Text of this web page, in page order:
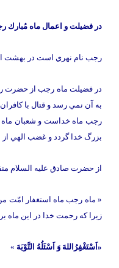
در فضيلت و اعمال ماه مُبارك
رجب نام نهري است در بهشت از
در فضيلت ماه رجب از حضرت
به آن نمي رسد و قتال با
رجب ماه خداست و شعبان
بزرگ خدا گردد و غضب الهي از
از حضرت صادق عليه السلام
« ماه رجب ماه استغفار امّت
زيرا كه رحمت خدا در اين ماه
«اَسْتَغْفِرُاللهَ وَ اَسْئَلُهُ التَّوْبَهَ »